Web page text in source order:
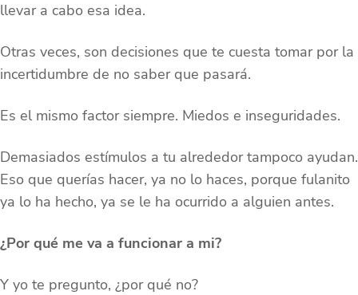
llevar a cabo esa idea.
Otras veces, son decisiones que te cuesta tomar por la
incertidumbre de no saber que pasará.
Es el mismo factor siempre. Miedos e inseguridades.
Demasiados estímulos a tu alrededor tampoco ayudan.
Eso que querías hacer, ya no lo haces, porque fulanito
ya lo ha hecho, ya se le ha ocurrido a alguien antes.
¿Por qué me va a funcionar a mi?
Y yo te pregunto, ¿por qué no?